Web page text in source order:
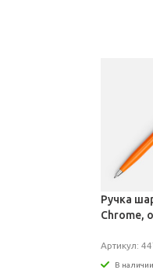
Ручка
Chrome,
Артикул:
В